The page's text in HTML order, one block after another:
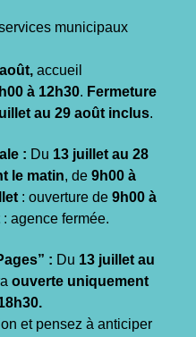
municipaux
accueil
à 12h30. Fermeture
au 29 août inclus.
: Du 13 juillet au 28
le matin, de 9h00 à
: ouverture de 9h00 à
: agence fermée.
: Du 13 juillet au
ouverte uniquement
et pensez à anticiper